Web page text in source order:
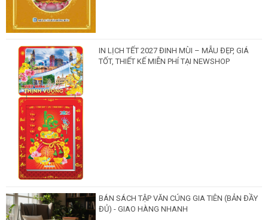
IN LỊCH TẾT 2027 ĐINH MÙI – MẪU ĐẸP, GIÁ
TỐT, THIẾT KẾ MIỄN PHÍ TẠI NEWSHOP
BÁN SÁCH TẬP VĂN CÚNG GIA TIÊN (BẢN ĐẦY
ĐỦ) - GIAO HÀNG NHANH